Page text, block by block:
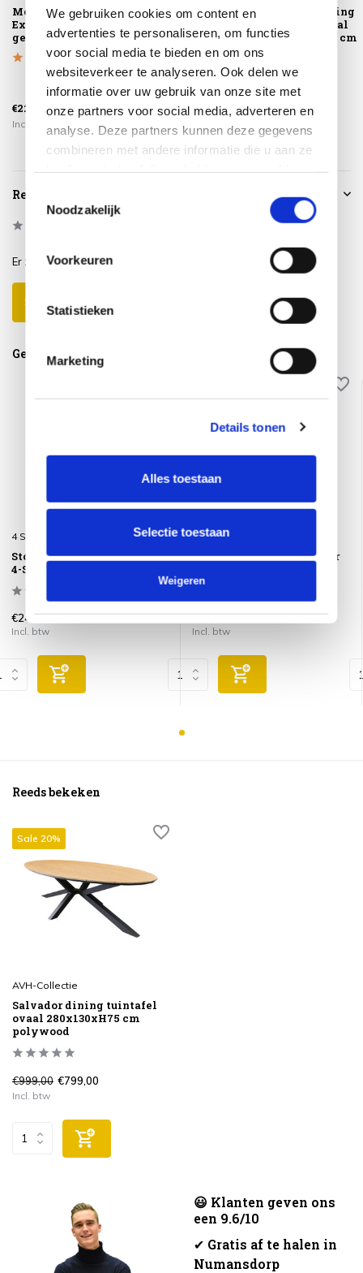
We gebruiken cookies om content en
advertenties te personaliseren, om functies
voor social media te bieden en om ons
websiteverkeer te analyseren. Ook delen we
informatie over uw gebruik van onze site met
onze partners voor social media, adverteren en
analyse. Deze partners kunnen deze gegevens
combineren met andere informatie die u aan ze
Noodzakelijk
Voorkeuren
Statistieken
Marketing
Details tonen
Alles toestaan
Selectie toestaan
Weigeren
Montagelevering -
Extra gemak &
geen afval
€225,00
Incl. btw
Salvador dining
180x100xH75 cm
pol...
€699,00
€499,00
Incl. btw
Salvador dining
tuintafel ovaal
220x115xH75 cm
€849,00
€575,00
Reviews
Er zijn nog geen reviews geschreven over dit product..
Schrijf je eigen review
Gerelateerde producten
4 Seasons Outdoor
Stone & Polywood Cleaner
4-Seasons Outdoor
€24,95
Incl. btw
4 Seasons Outdoor
Stone & Polywood Cleaner
€24,95
Incl. btw
Reeds bekeken
Sale 20%
AVH-Collectie
Salvador dining tuintafel
ovaal 280x130xH75 cm
polywood
€999,00 €799,00
Incl. btw
😃 Klanten geven ons
een 9.6/10
✔ Gratis af te halen in
Numansdorp